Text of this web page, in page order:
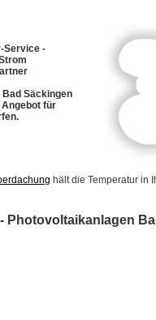
Service -
Säckingen
für
hält die Temperatur in
Photovoltaikanlagen